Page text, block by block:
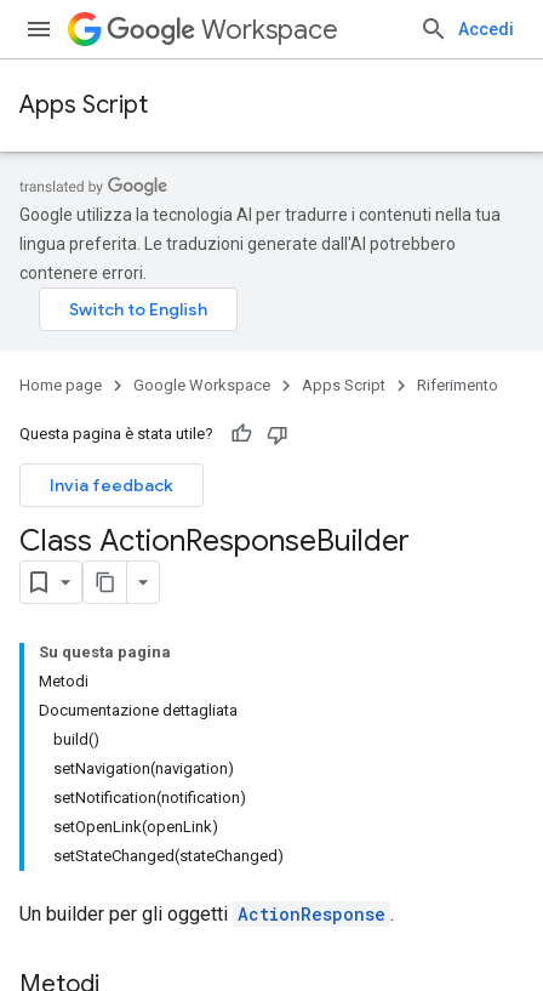
Workspace Accedi
Apps Script
Google utilizza la tecnologia AI per tradurre i contenuti nella tua
lingua preferita. Le traduzioni generate dall'AI potrebbero
contenere errori.
Home page Google Workspace Apps Script Riferimento
Questa pagina è stata utile?
Invia feedback
Class ActionResponseBuilder
Su questa pagina
Metodi
Documentazione dettagliata
build()
setNavigation(navigation)
setNotification(notification)
setOpenLink(openLink)
setStateChanged(stateChanged)
Un builder per gli oggetti ActionResponse .
Metodi